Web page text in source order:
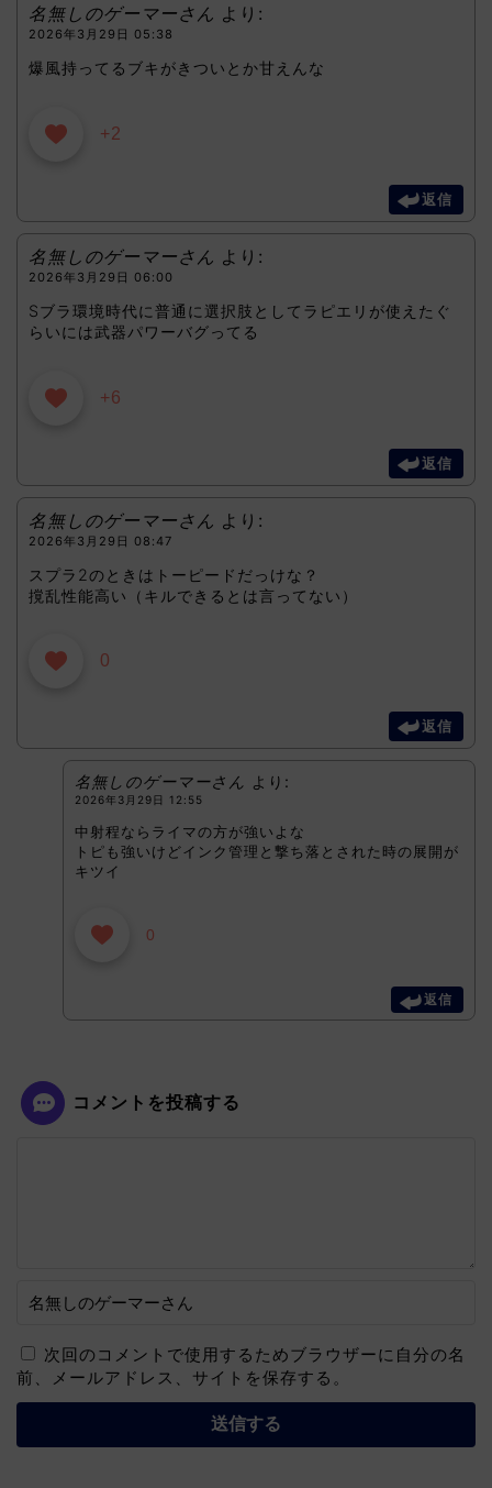
名無しのゲーマーさん より:
2026年3月29日 05:38
爆風持ってるブキがきついとか甘えんな
+2
返信
名無しのゲーマーさん より:
2026年3月29日 06:00
Sブラ環境時代に普通に選択肢としてラピエリが使えたぐ
らいには武器パワーバグってる
+6
返信
名無しのゲーマーさん より:
2026年3月29日 08:47
スプラ2のときはトーピードだっけな？
撹乱性能高い（キルできるとは言ってない）
0
返信
名無しのゲーマーさん より:
2026年3月29日 12:55
中射程ならライマの方が強いよな
トピも強いけどインク管理と撃ち落とされた時の展開が
キツイ
0
返信
コメントを投稿する
次回のコメントで使用するためブラウザーに自分の名
前、メールアドレス、サイトを保存する。